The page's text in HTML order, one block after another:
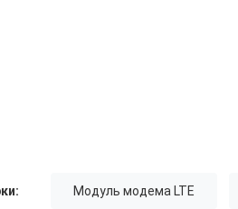
Модуль модема LTE